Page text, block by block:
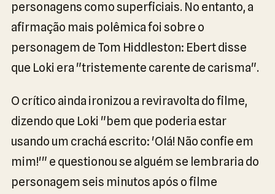
personagens como superficiais. No entanto, a
afirmação mais polêmica foi sobre o
personagem de Tom Hiddleston: Ebert disse
que Loki era "tristemente carente de carisma".
O crítico ainda ironizou a reviravolta do filme,
dizendo que Loki "bem que poderia estar
usando um crachá escrito: 'Olá! Não confie em
mim!'" e questionou se alguém se lembraria do
personagem seis minutos após o filme